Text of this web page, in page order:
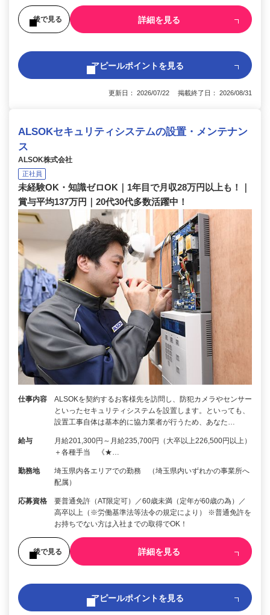
後で見る 詳細を見る
アピールポイントを見る
更新日： 2026/07/22 掲載終了日： 2026/08/31
ALSOKセキュリティシステムの設置・メンテナン
ス
ALSOK株式会社
正社員
未経験OK・知識ゼロOK｜1年目で月収28万円以上も！｜
賞与平均137万円｜20代30代多数活躍中！
仕事内容
ALSOKを契約するお客様先を訪問し、防犯カメラやセンサー
といったセキュリティシステムを設置します。といっても、
設置工事自体は基本的に協力業者が行うため、あなた…
給与
月給201,300円～月給235,700円（大卒以上226,500円以上）
＋各種手当 《★…
勤務地
埼玉県内各エリアでの勤務 （埼玉県内いずれかの事業所へ
配属）
応募資格
要普通免許（AT限定可）／60歳未満（定年が60歳の為）／
高卒以上（※労働基準法等法令の規定により） ※普通免許を
お持ちでない方は入社までの取得でOK！
後で見る 詳細を見る
アピールポイントを見る